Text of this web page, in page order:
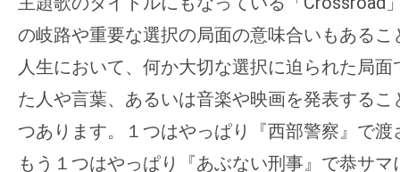
の岐路や重要な選択の局面の意味合いもある
人生において、何か大切な選択に迫られた局
た人や言葉、あるいは音楽や映画を発表する
つあります。１つはやっぱり『西部警察』で
もう１つはやっぱり『あぶない刑事』で恭サ